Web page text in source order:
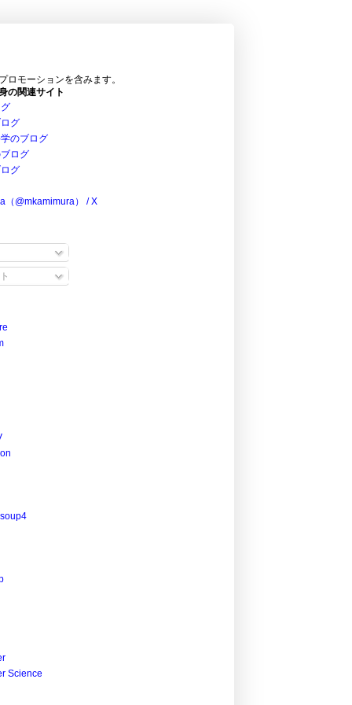
ロモーションを含みます。
の関連サイト
グ
のブログ
ログ
グ
（@mkamimura） / X
Science